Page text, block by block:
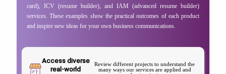
card), ICV (resume builder), and IAM (advanced resume builder)
services. These examples show the practical outcomes of each product
and inspire new ideas for your own business communications.
Access diverse
real-world
Review different projects to understand the
many ways our services are applied and